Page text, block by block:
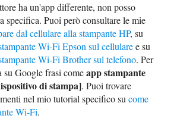
ha un'app differente, non posso
specifica. Puoi però consultare le mie
dal cellulare alla stampante HP, su
Wi-Fi Epson sul cellularee su
Wi-Fi Brother sul telefono. Per
su Google frasi comeapp stampante
di stampa]. Puoi trovare
nel mio tutorial specifico sucome
Wi-Fi.